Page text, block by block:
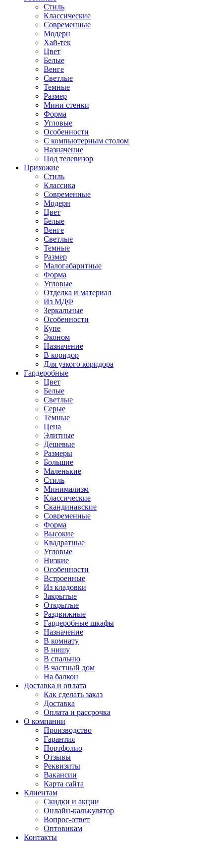
Стиль
Классические
Современные
Модерн
Хай-тек
Цвет
Белые
Венге
Светлые
Темные
Размер
Мини стенки
Форма
Угловые
Особенности
С компьютерным столом
Назначение
Под телевизор
Прихожие
Стиль
Классика
Современные
Модерн
Цвет
Белые
Венге
Светлые
Темные
Размер
Малогабаритные
Форма
Угловые
Отделка и материал
Из МДФ
Зеркальные
Особенности
Купе
Эконом
Назначение
В коридор
Для узкого коридора
Гардеробные
Цвет
Белые
Светлые
Серые
Темные
Цена
Элитные
Дешевые
Размеры
Большие
Маленькие
Стиль
Минимализм
Классические
Скандинавские
Современные
Форма
Высокие
Квадратные
Угловые
Низкие
Особенности
Встроенные
Из кладовки
Закрытые
Открытые
Раздвижные
Гардеробные шкафы
Назначение
В комнату
В нишу
В спальню
В частный дом
На балкон
Доставка и оплата
Как сделать заказ
Доставка
Оплата и рассрочка
О компании
Производство
Гарантия
Портфолио
Отзывы
Реквизиты
Вакансии
Карта сайта
Клиентам
Скидки и акции
Онлайн-калькулятор
Вопрос-ответ
Оптовикам
Контакты